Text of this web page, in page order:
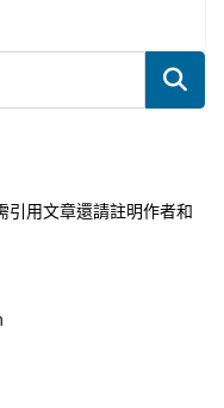
引用文章還請註明作者和